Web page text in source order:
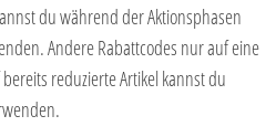
du während der Aktionsphasen
Andere Rabattcodes nur auf eine
reduzierte Artikel kannst du